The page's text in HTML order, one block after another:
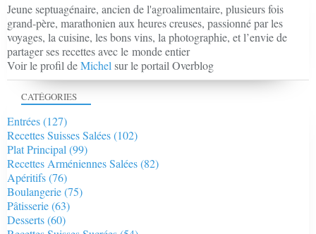
Jeune septuagénaire, ancien de l'agroalimentaire, plusieurs fois
grand-père, marathonien aux heures creuses, passionné par les
voyages, la cuisine, les bons vins, la photographie, et l’envie de
partager ses recettes avec le monde entier
Voir le profil deMichel sur le portail Overblog
CATÉGORIES
Entrées(127)
Recettes Suisses Salées(102)
Plat Principal (99)
Recettes Arméniennes Salées(82)
Apéritifs(76)
Boulangerie(75)
Pâtisserie(63)
Desserts(60)